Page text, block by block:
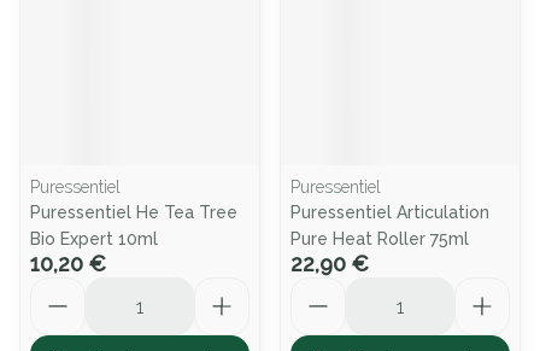
Puressentiel
Puressentiel He Tea Tree
Bio Expert 10ml
10,20 €
Puressentiel
Puressentiel Articulation
Pure Heat Roller 75ml
22,90 €